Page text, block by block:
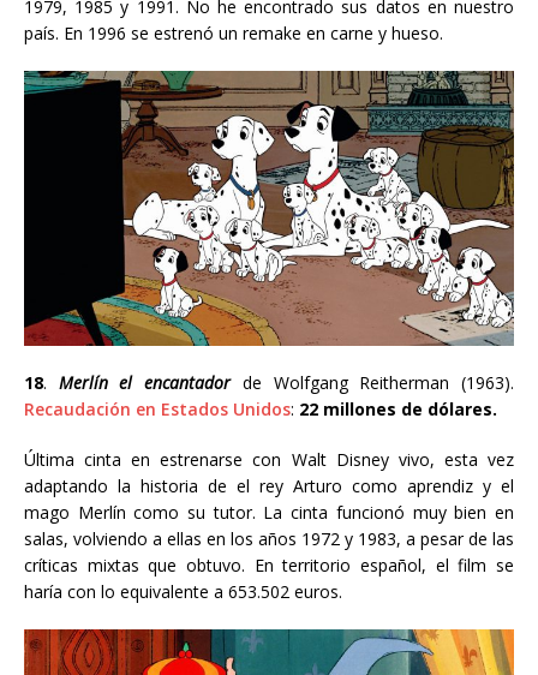
1979, 1985 y 1991. No he encontrado sus datos en nuestro
país. En 1996 se estrenó un remake en carne y hueso.
18. Merlín el encantadorde Wolfgang Reitherman(1963).
Recaudación en Estados Unidos: 22 millones de dólares.
Última cinta en estrenarse con Walt Disney vivo, esta vez
adaptando la historia de el rey Arturo como aprendiz y el
mago Merlín como su tutor. La cinta funcionó muy bien en
salas, volviendo a ellas en los años 1972 y 1983, a pesar de las
críticas mixtas que obtuvo. En territorio español, el film se
haría con lo equivalente a 653.502 euros.